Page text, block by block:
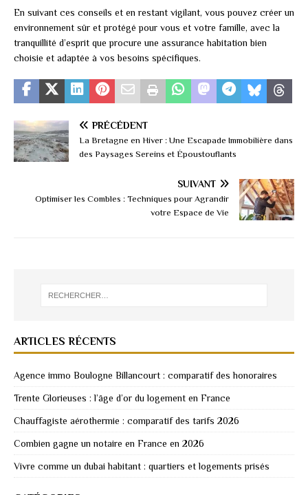
En suivant ces conseils et en restant vigilant, vous pouvez créer un
environnement sûr et protégé pour vous et votre famille, avec la
tranquillité d’esprit que procure une assurance habitation bien
choisie et adaptée à vos besoins spécifiques.
PRÉCÉDENT
La Bretagne en Hiver : Une Escapade Immobilière dans
des Paysages Sereins et Époustouflants
SUIVANT
Optimiser les Combles : Techniques pour Agrandir
votre Espace de Vie
ARTICLES RÉCENTS
Agence immo Boulogne Billancourt : comparatif des honoraires
Trente Glorieuses : l’âge d’or du logement en France
Chauffagiste aérothermie : comparatif des tarifs 2026
Combien gagne un notaire en France en 2026
Vivre comme un dubai habitant : quartiers et logements prisés